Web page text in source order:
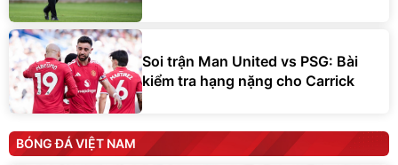
Soi trận Man United vs PSG: Bài
kiểm tra hạng nặng cho Carrick
BÓNG ĐÁ VIỆT NAM